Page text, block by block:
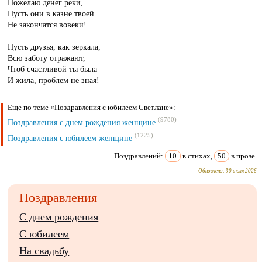
Пожелаю денег реки,
Пусть они в казне твоей
Не закончатся вовеки!
Пусть друзья, как зеркала,
Всю заботу отражают,
Чтоб счастливой ты была
И жила, проблем не зная!
Еще по теме «Поздравления с юбилеем Светлане»:
Поздравления с днем рождения женщине (9780)
Поздравления с юбилеем женщине (1225)
Поздравлений: 10 в стихах, 50 в прозе.
Обновлено:30 июля 2026
Поздравления
С днем рождения
С юбилеем
На свадьбу